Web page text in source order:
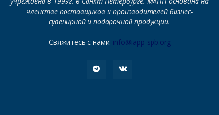
членстве поставщиков и производителей бизнес-
сувенирной и подарочной продукции.
Свяжитесь с нами: info@iapp-spb.org